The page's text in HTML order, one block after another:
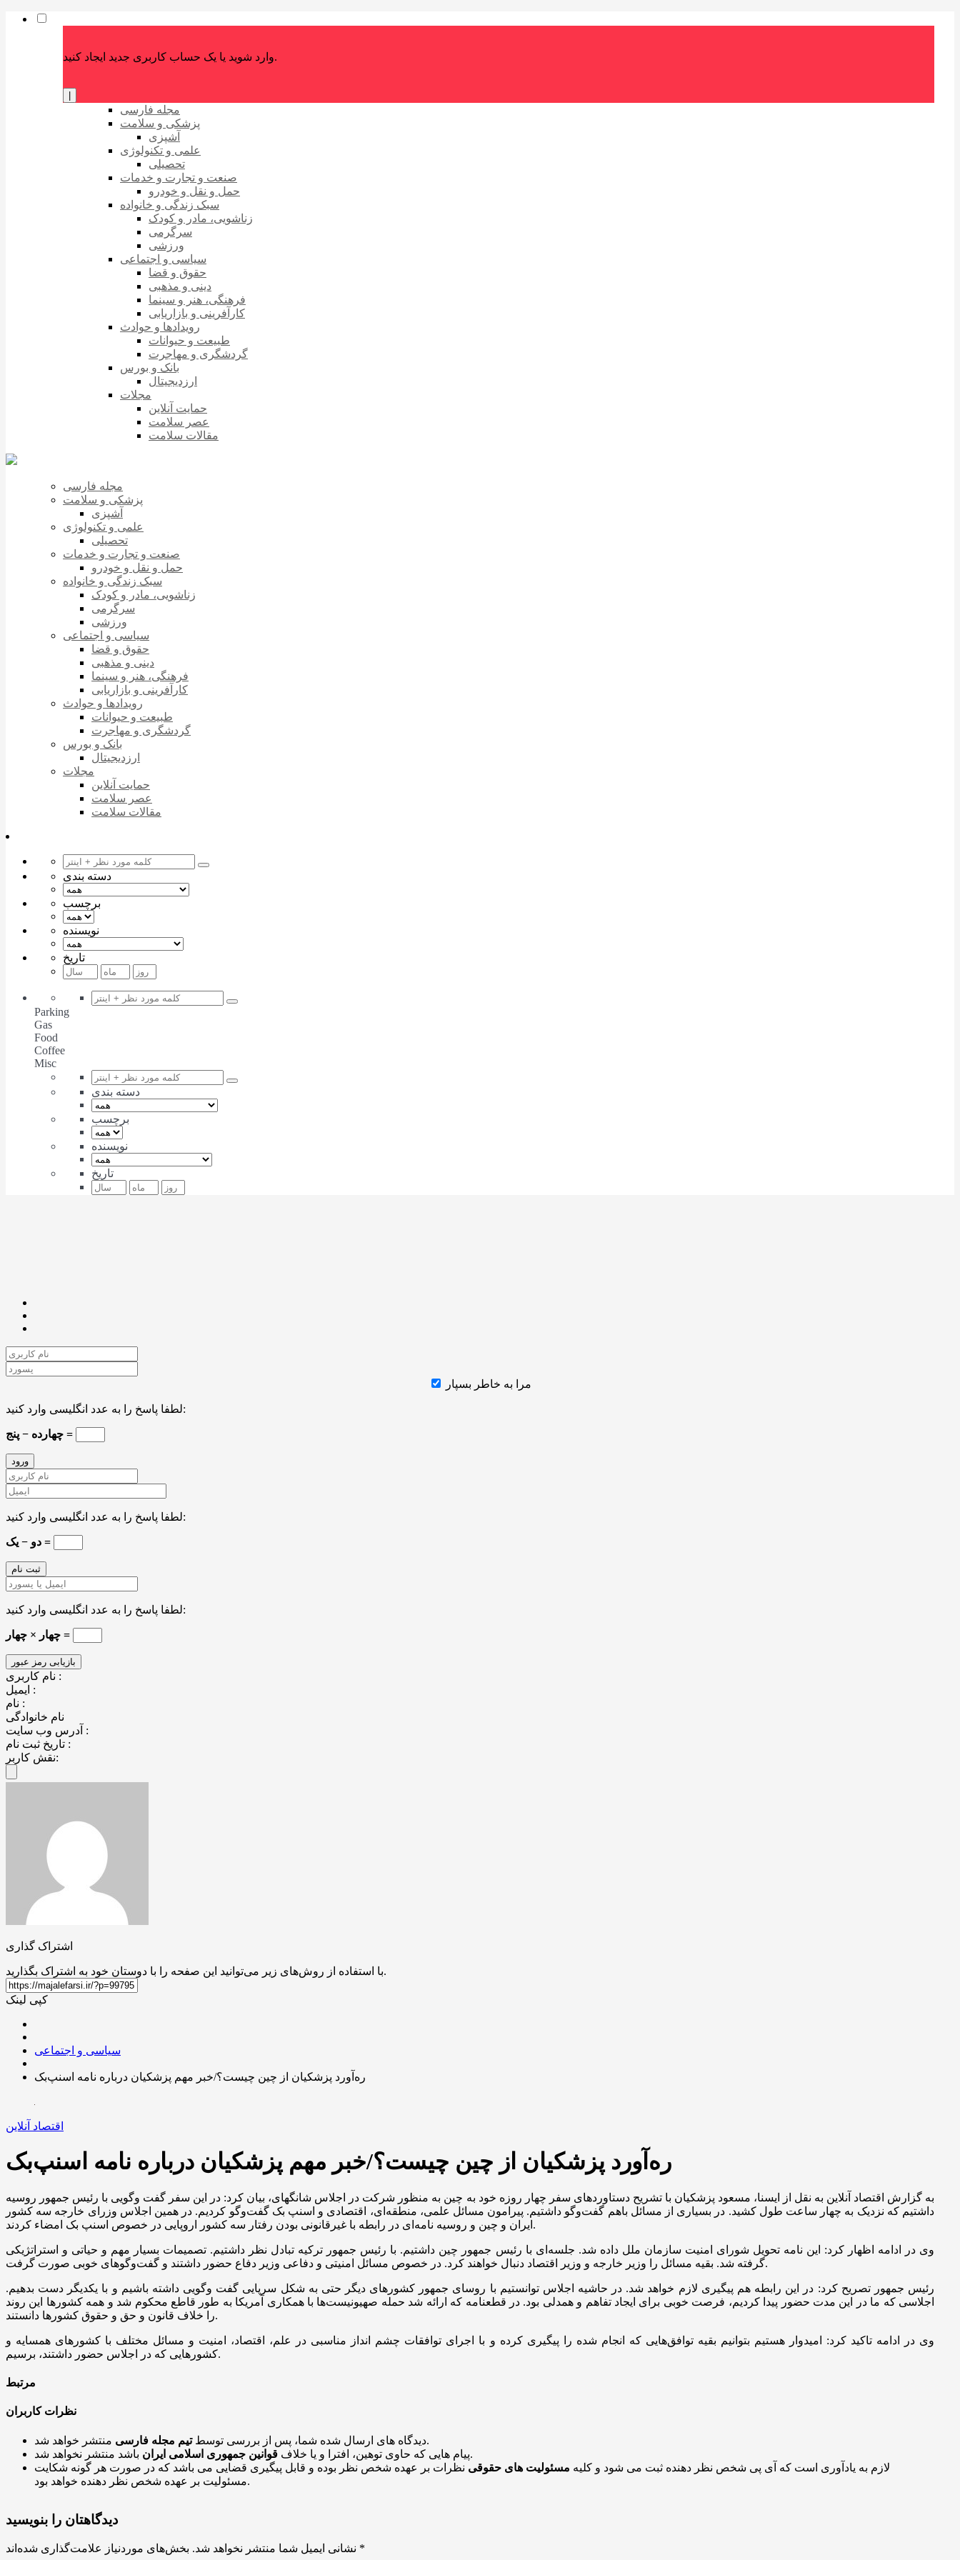
وارد شوید یا یک حساب کاربری جدید ایجاد کنید.
مجله فارسی
پزشکی و سلامت
آشپزی
علمی و تکنولوژی
تحصیلی
صنعت و تجارت و خدمات
حمل و نقل و خودرو
سبک زندگی و خانواده
زناشویی، مادر و کودک
سرگرمی
ورزشی
سیاسی و اجتماعی
حقوق و قضا
دینی و مذهبی
فرهنگی، هنر و سینما
کارآفرینی و بازاریابی
رویدادها و حوادث
طبیعت و حیوانات
گردشگری و مهاجرت
بانک و بورس
ارزدیجیتال
مجلات
حمایت آنلاین
عصر سلامت
مقالات سلامت
مجله فارسی
پزشکی و سلامت
آشپزی
علمی و تکنولوژی
تحصیلی
صنعت و تجارت و خدمات
حمل و نقل و خودرو
سبک زندگی و خانواده
زناشویی، مادر و کودک
سرگرمی
ورزشی
سیاسی و اجتماعی
حقوق و قضا
دینی و مذهبی
فرهنگی، هنر و سینما
کارآفرینی و بازاریابی
رویدادها و حوادث
طبیعت و حیوانات
گردشگری و مهاجرت
بانک و بورس
ارزدیجیتال
مجلات
حمایت آنلاین
عصر سلامت
مقالات سلامت
دسته بندی
برچسب
نویسنده
تاریخ
Parking
Gas
Food
Coffee
Misc
دسته بندی
برچسب
نویسنده
تاریخ
مرا به خاطر بسپار
لطفا پاسخ را به عدد انگلیسی وارد کنید:
چهارده − پنج =
لطفا پاسخ را به عدد انگلیسی وارد کنید:
دو − یک =
لطفا پاسخ را به عدد انگلیسی وارد کنید:
چهار × چهار =
نام کاربری :
ایمیل :
نام :
نام خانوادگی
آدرس وب سایت :
تاریخ ثبت نام :
نقش کاربر:
اشتراک گذاری
با استفاده از روش‌های زیر می‌توانید این صفحه را با دوستان خود به اشتراک بگذارید.
کپی لینک
سیاسی و اجتماعی
ره‌آورد پزشکیان از چین چیست؟/خبر مهم پزشکیان درباره نامه اسنپ‌بک
اقتصاد آنلاین
ره‌آورد پزشکیان از چین چیست؟/خبر مهم پزشکیان درباره نامه اسنپ‌بک
به گزارش اقتصاد آنلاین به نقل از ایسنا، مسعود پزشکیان با تشریح دستاورد‌های سفر چهار روزه خود به چین به منظور شرکت در اجلاس شانگهای، بیان کرد: در این سفر گفت وگویی با رئیس جمهور روسیه
داشتیم که نزدیک به چهار ساعت طول کشید. در بسیاری از مسائل باهم گفت‌و‌گو داشتیم. پیرامون مسائل علمی، منطقه‌ای، اقتصادی و اسنپ بک گفت‌و‌گو کردیم. در همین اجلاس وزرای خارجه سه کشور
ایران و چین و روسیه نامه‌ای در رابطه با غیرقانونی بودن رفتار سه کشور اروپایی در خصوص اسنپ بک امضاء کردند.
وی در ادامه اظهار کرد: این نامه تحویل شورای امنیت سازمان ملل داده شد. جلسه‌ای با رئیس جمهور چین داشتیم. با رئیس جمهور ترکیه تبادل نظر داشتیم. تصمیمات بسیار مهم و حیاتی و استراتژیکی
گرفته شد. بقیه مسائل را وزیر خارجه و وزیر اقتصاد دنبال خواهند کرد. در خصوص مسائل امنیتی و دفاعی وزیر دفاع حضور داشتند و گفت‌و‌گو‌های خوبی صورت گرفت.
رئیس جمهور تصریح کرد: در این رابطه هم پیگیری لازم خواهد شد. در حاشیه اجلاس توانستیم با روسای جمهور کشور‌های دیگر حتی به شکل سرپایی گفت وگویی داشته باشیم و با یکدیگر دست بدهیم.
اجلاسی که ما در این مدت حضور پیدا کردیم، فرصت خوبی برای ایجاد تفاهم و همدلی بود. در قطعنامه که ارائه شد حمله صهیونیست‌ها با همکاری آمریکا به طور قاطع محکوم شد و همه کشور‌ها این روند
را خلاف قانون و حق و حقوق کشور‌ها دانستند.
وی در ادامه تاکید کرد: امیدوار هستیم بتوانیم بقیه توافق‌هایی که انجام شده را پیگیری کرده و با اجرای توافقات چشم انداز مناسبی در علم، اقتصاد، امنیت و مسائل مختلف با کشور‌های همسایه و
کشور‌هایی که در اجلاس حضور داشتند، برسیم.
مرتبط
نظرات کاربران
دیدگاه های ارسال شده شما، پس از بررسی توسطتیم مجله فارسی
منتشر خواهد شد.
پیام هایی که حاوی توهین، افترا و یا خلاف قوانین جمهوری اسلامی ایران
باشد منتشر نخواهد شد.
لازم به یادآوری است که آی پی شخص نظر دهنده ثبت می شود و کلیه مسئولیت های حقوقی نظرات بر عهده شخص نظر بوده و قابل پیگیری قضایی می باشد که در صورت هر گونه شکایت
مسئولیت بر عهده شخص نظر دهنده خواهد بود.
دیدگاهتان را بنویسید
نشانی ایمیل شما منتشر نخواهد شد. *